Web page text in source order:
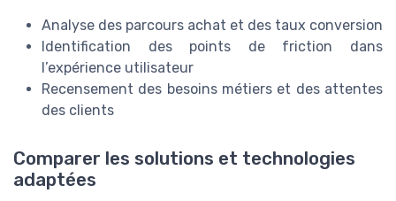
Analyse des parcours achat et des taux conversion
Identification des points de friction dans
l’expérience utilisateur
Recensement des besoins métiers et des attentes
des clients
Comparer les solutions et technologies
adaptées